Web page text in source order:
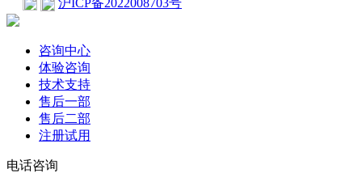
沪ICP备2022008703号
咨询中心
体验咨询
技术支持
售后一部
售后二部
注册试用
电话咨询